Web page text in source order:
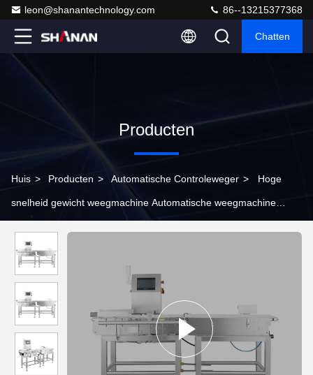
leon@shanantechnology.com 86--13215377368
Chatten
Producten
Huis > Producten > Automatische Controleweger > Hoge
snelheid gewicht weegmachine Automatische weegmachine